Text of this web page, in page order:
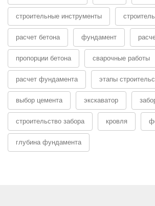
строительные инструменты
расчет бетона фундамент
пропорции бетона сварочные работы
расчет фундамента этапы
выбор цемента экскаватор
строительство забора кровля
глубина фундамента